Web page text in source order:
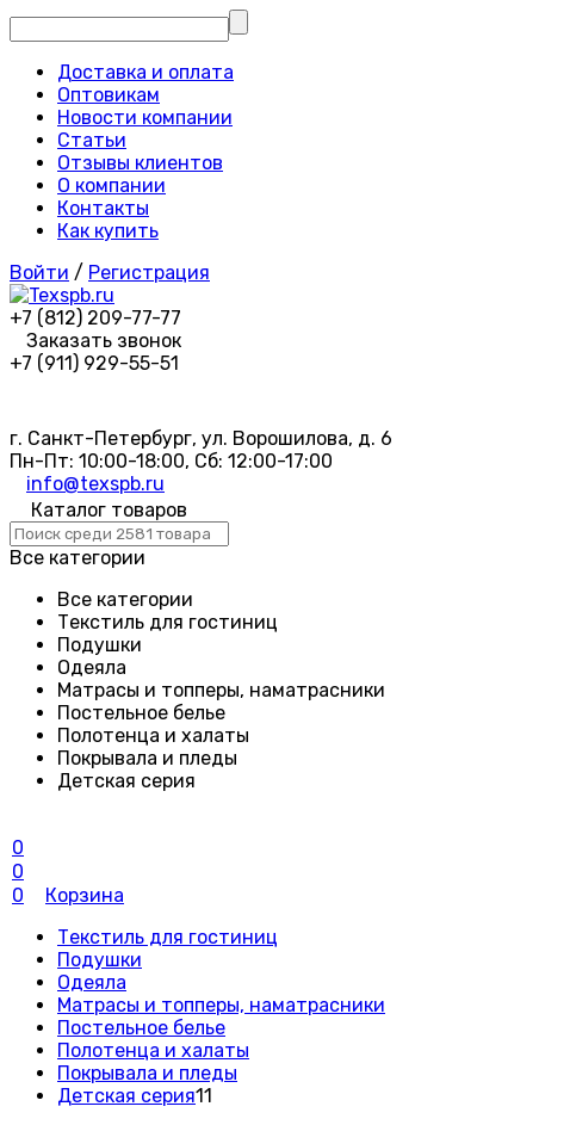
Доставка и оплата
Оптовикам
Новости компании
Статьи
Отзывы клиентов
О компании
Контакты
Как купить
Войти / Регистрация
+7 (812) 209-77-77
Заказать звонок
+7 (911) 929-55-51
г. Санкт-Петербург, ул. Ворошилова, д. 6
Пн-Пт: 10:00-18:00, Сб: 12:00-17:00
info@texspb.ru
Каталог товаров
Все категории
Все категории
Текстиль для гостиниц
Подушки
Одеяла
Матрасы и топперы, наматрасники
Постельное белье
Полотенца и халаты
Покрывала и пледы
Детская серия
0
0
0
Корзина
Текстиль для гостиниц
Подушки
Одеяла
Матрасы и топперы, наматрасники
Постельное белье
Полотенца и халаты
Покрывала и пледы
Детская серия11